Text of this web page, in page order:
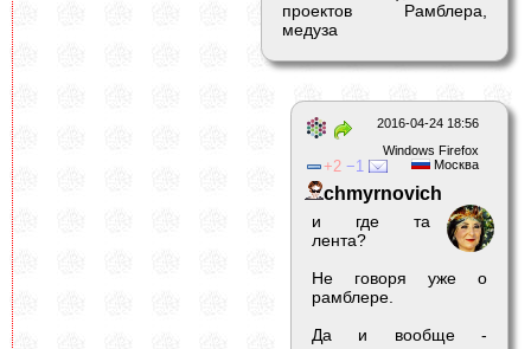
проектов Рамблера,
медуза
2016-04-24 18:56
Windows Firefox
Москва
2 1
chmyrnovich
и где та
лента?
Не говоря уже о
рамблере.
Да и вообще -